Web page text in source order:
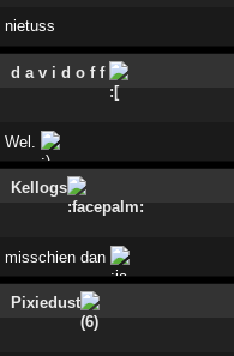
nietuss
d a v i d o f f
Wel.
Kellogs
misschien dan
Pixiedust